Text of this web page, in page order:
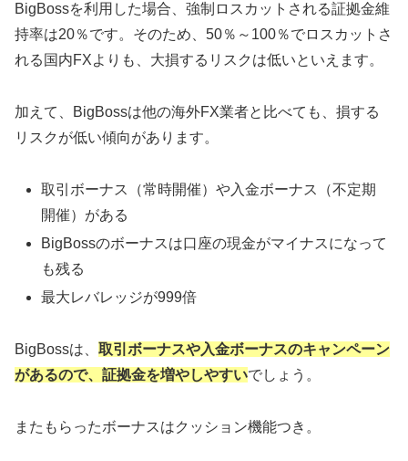
BigBossを利用した場合、強制ロスカットされる証拠金維
持率は20％です。そのため、50％～100％でロスカットさ
れる国内FXよりも、大損するリスクは低いといえます。
加えて、BigBossは他の海外FX業者と比べても、損する
リスクが低い傾向があります。
取引ボーナス（常時開催）や入金ボーナス（不定期
開催）がある
BigBossのボーナスは口座の現金がマイナスになって
も残る
最大レバレッジが999倍
BigBossは、 取引ボーナスや入金ボーナスのキャンペーン
があるので、証拠金を増やしやすいでしょう。
またもらったボーナスはクッション機能つき。